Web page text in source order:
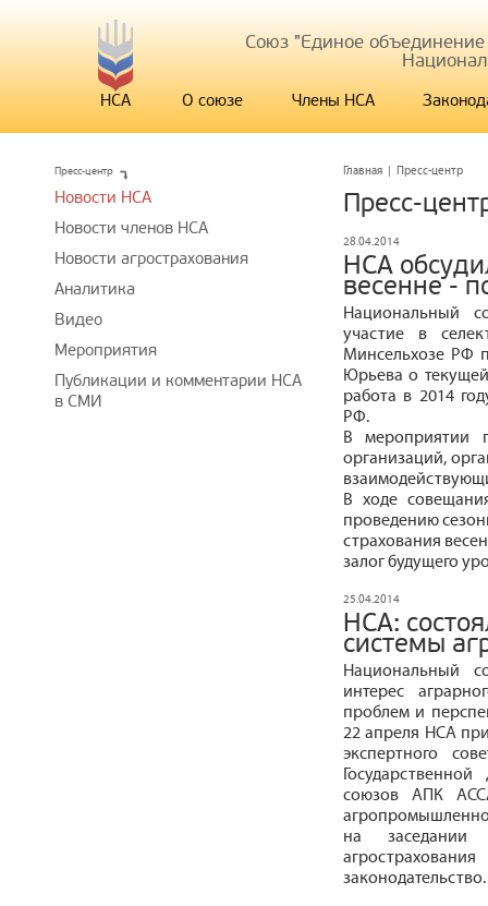
Союз "Единое
НСА О союзе Члены НСА
Главная | Пресс-центр
Пресс-
28.04.2014
НСА
весенне -
Национальный
участие в
Минсельхозе РФ
Юрьева о
работа в 2014
РФ.
В мероприятии
организаций,
В ходе
проведению
страхования
залог будущего
25.04.2014
НСА:
системы
Национальный
интерес
проблем и
22 апреля НСА
экспертного
союзов АПК
на заседании
законодательство.
Пресс-центр
Новости НСА
Новости членов НСА
Новости агрострахования
Аналитика
Видео
Мероприятия
Публикации и комментарии НСА
в СМИ